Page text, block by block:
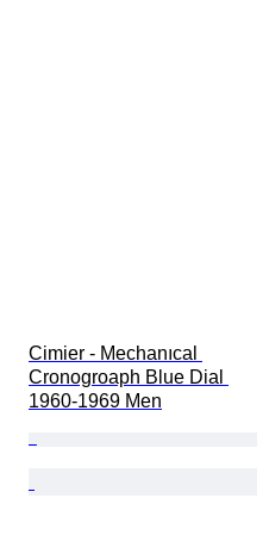
Cimier - Mechanıcal
Cronogroaph Blue Dial
1960-1969 Men